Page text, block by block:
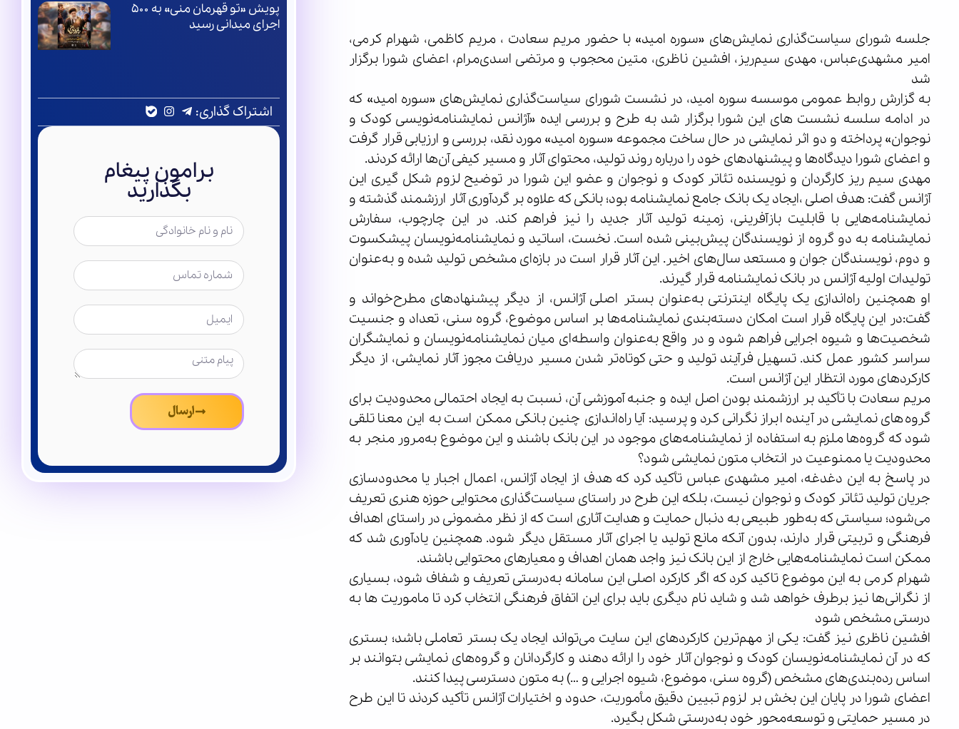
جلسه شورای سیاست‌گذاری نمایش‌های «سوره امید» با حضور مریم سعادت ، مریم کاظمی، شهرام کرمی،
امیر مشهدی‌عباس، مهدی سیم‌ریز، افشین ناظری، متین محجوب و مرتضی اسدی‌مرام، اعضای شورا برگزار
شد
به گزارش روابط عمومی موسسه سوره امید، در نشست شورای سیاست‌گذاری نمایش‌های «سوره امید» که
در ادامه سلسه نشست های این شورا برگزار شد به طرح و بررسی ایده «آژانس نمایشنامه‌نویسی کودک و
نوجوان» پرداخته و دو اثر نمایشی در حال ساخت مجموعه «سوره امید» مورد نقد، بررسی و ارزیابی قرار گرفت
و اعضای شورا دیدگاه‌ها و پیشنهادهای خود را درباره روند تولید، محتوای آثار و مسیر کیفی آن‌ها ارائه کردند.
مهدی سیم ریز کارگردان و نویسنده تئاتر کودک و نوجوان و عضو این شورا در توضیح لزوم شکل گیری این
آژانس گفت: هدف اصلی ،ایجاد یک بانک جامع نمایشنامه بود؛ بانکی که علاوه بر گردآوری آثار ارزشمند گذشته و
نمایشنامه‌هایی با قابلیت بازآفرینی، زمینه تولید آثار جدید را نیز فراهم کند. در این چارچوب، سفارش
نمایشنامه به دو گروه از نویسندگان پیش‌بینی شده است. نخست، اساتید و نمایشنامه‌نویسان پیشکسوت
و دوم، نویسندگان جوان و مستعد سال‌های اخیر. این آثار قرار است در بازه‌ای مشخص تولید شده و به‌عنوان
تولیدات اولیه آژانس در بانک نمایشنامه قرار گیرند.
او همچنین راه‌اندازی یک پایگاه اینترنتی به‌عنوان بستر اصلی آژانس، از دیگر پیشنهادهای مطرح‌خواند و
گفت:در این پایگاه قرار است امکان دسته‌بندی نمایشنامه‌ها بر اساس موضوع، گروه سنی، تعداد و جنسیت
شخصیت‌ها و شیوه اجرایی فراهم شود و در واقع به‌عنوان واسطه‌ای میان نمایشنامه‌نویسان و نمایشگران
سراسر کشور عمل کند. تسهیل فرآیند تولید و حتی کوتاه‌تر شدن مسیر دریافت مجوز آثار نمایشی، از دیگر
کارکردهای مورد انتظار این آژانس است.
مریم سعادت با تأکید بر ارزشمند بودن اصل ایده و جنبه آموزشی آن، نسبت به ایجاد احتمالی محدودیت برای
گروه‌های نمایشی در آینده ابراز نگرانی کرد و پرسید: آیا راه‌اندازی چنین بانکی ممکن است به این معنا تلقی
شود که گروه‌ها ملزم به استفاده از نمایشنامه‌های موجود در این بانک باشند و این موضوع به‌مرور منجر به
محدودیت یا ممنوعیت در انتخاب متون نمایشی شود؟
در پاسخ به این دغدغه، امیر مشهدی عباس تأکید کرد که هدف از ایجاد آژانس، اعمال اجبار یا محدودسازی
جریان تولید تئاتر کودک و نوجوان نیست، بلکه این طرح در راستای سیاست‌گذاری محتوایی حوزه هنری تعریف
می‌شود؛ سیاستی که به‌طور طبیعی به دنبال حمایت و هدایت آثاری است که از نظر مضمونی در راستای اهداف
فرهنگی و تربیتی قرار دارند، بدون آنکه مانع تولید یا اجرای آثار مستقل دیگر شود. همچنین یادآوری شد که
ممکن است نمایشنامه‌هایی خارج از این بانک نیز واجد همان اهداف و معیارهای محتوایی باشند.
شهرام کرمی به این موضوع تاکید کرد که اگر کارکرد اصلی این سامانه به‌درستی تعریف و شفاف شود، بسیاری
از نگرانی‌ها نیز برطرف خواهد شد و شاید نام دیگری باید برای این اتفاق فرهنگی انتخاب کرد تا ماموریت ها به
درستی مشخص شود
افشین ناظری نیز گفت: یکی از مهم‌ترین کارکردهای این سایت می‌تواند ایجاد یک بستر تعاملی باشد؛ بستری
که در آن نمایشنامه‌نویسان کودک و نوجوان آثار خود را ارائه دهند و کارگردانان و گروه‌های نمایشی بتوانند بر
اساس رده‌بندی‌های مشخص (گروه سنی، موضوع، شیوه اجرایی و …) به متون دسترسی پیدا کنند.
اعضای شورا در پایان این بخش بر لزوم تبیین دقیق مأموریت، حدود و اختیارات آژانس تأکید کردند تا این طرح
در مسیر حمایتی و توسعه‌محور خود به‌درستی شکل بگیرد.
پویش «تو قهرمان منی» به ۵۰۰
اجرای میدانی رسید
اشتراک گذاری:
برامون پیغام
بگذارید
ارسال